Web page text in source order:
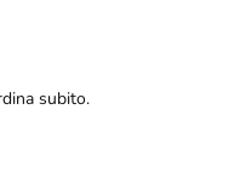
subito.